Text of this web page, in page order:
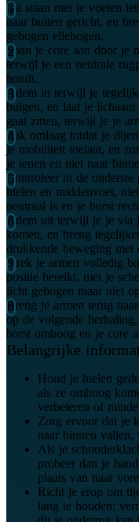
Ga staan met je voeten
naar buiten gericht, en
gebogen ellebogen.
Span je core aan door je
terwijl je een neutrale
houdt.
Adem in terwijl je
buigen, en laat je
gaat zitten, terwijl je je
Zak omlaag totdat je
je mobiliteit toelaat, en
je tenen en niet naar
Controleer in de
hielen en middenvoet,
neutraal is en je borst
Adem uit terwijl je je via
komen, en breng
drukkende beweging met
Strek je armen volledig
positie bereikt, met je
licht gebogen maar niet
Breng je armen terug
op de volgende
borst omhoog en je core
Belangrijke
Houd je hielen
als ze omhoog
verbeteren of
Zorg ervoor dat je
naar binnen vallen,
Als je
probeer dan je
plaats van naar
Richt je erop om
lang te houden;